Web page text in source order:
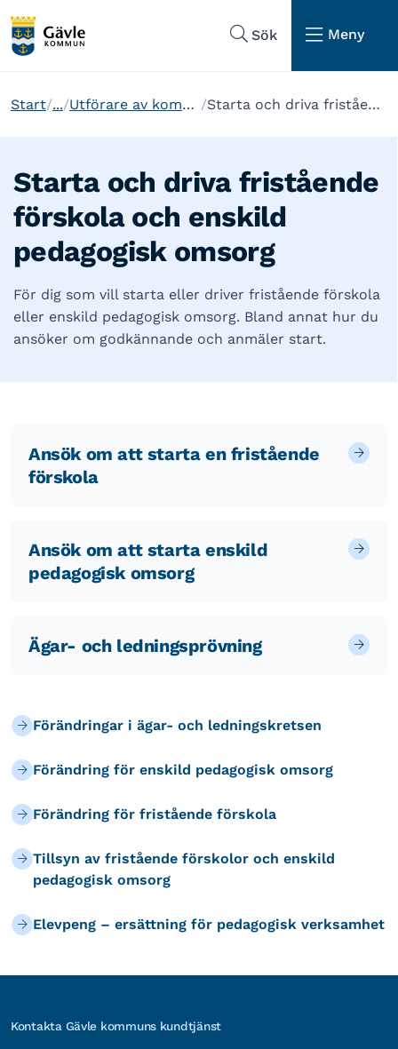
Sök
Meny
Start ... Utförare av kommunal eller fristående verksamhet Starta och driva fristående förskola och enskild pedagogisk omsorg
Starta och driva fristående
förskola och enskild
pedagogisk omsorg
För dig som vill starta eller driver fristående förskola
eller enskild pedagogisk omsorg. Bland annat hur du
ansöker om godkännande och anmäler start.
Ansök om att starta en fristående
förskola
Ansök om att starta enskild
pedagogisk omsorg
Ägar- och ledningsprövning
Förändringar i ägar- och ledningskretsen
Förändring för enskild pedagogisk omsorg
Förändring för fristående förskola
Tillsyn av fristående förskolor och enskild
pedagogisk omsorg
Elevpeng – ersättning för pedagogisk verksamhet
Kontakta Gävle kommuns kundtjänst